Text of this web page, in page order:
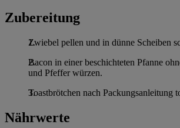
Zubereitung
Zwiebel pellen und in dünne Scheiben
Bacon in einer beschichteten Pfanne
und Pfeffer würzen.
Toastbrötchen nach Packungsanleitung
Nährwerte